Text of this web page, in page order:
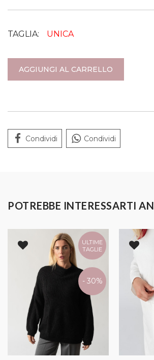
TAGLIA: UNICA
AGGIUNGI AL CARRELLO
Condividi Condividi
POTREBBE INTERESSARTI
ULTIME
TAGLIE
- 30%